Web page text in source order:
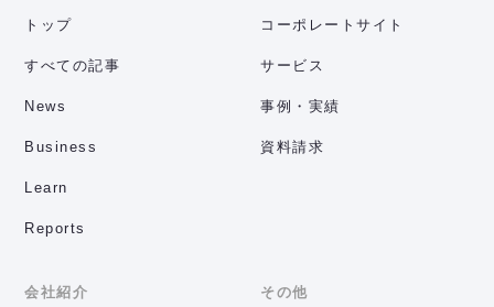
トップ
すべての記事
News
Business
Learn
Reports
コーポレートサイト
サービス
事例・実績
資料請求
会社紹介 その他